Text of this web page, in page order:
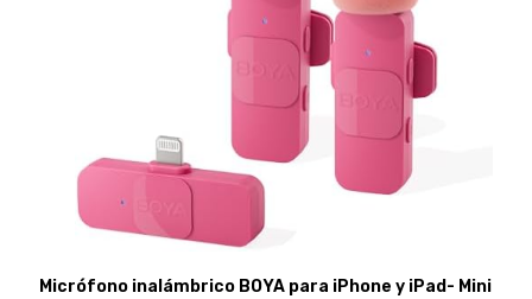
Micrófono inalámbrico BOYA para iPhone y iPad- Mini